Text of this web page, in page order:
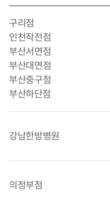
구리점
인천작전점
부산서면점
부산대연점
부산중구점
부산하단점
강남한방병원
의정부점